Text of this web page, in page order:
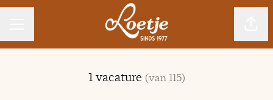
1 vacature (van 115)